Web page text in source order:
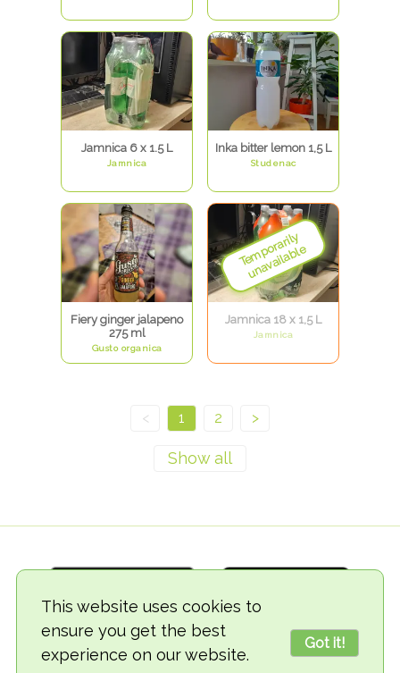
This website uses cookies to
ensure you get the best
experience on our website.
Got it!
Jamnica 6 x 1.5 L
Jamnica
Inka bitter lemon 1,5 L
Studenac
Fiery ginger jalapeno
275 ml
Gusto organica
Jamnica 18 x 1,5 L
Jamnica
< 1 2 >
© 2018-2026 TheVegCat